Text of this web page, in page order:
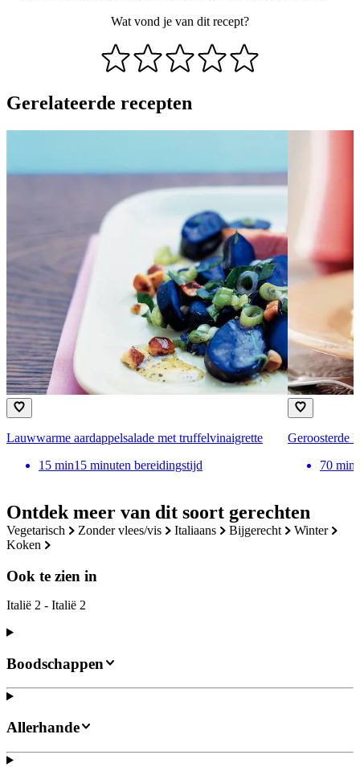
Ontdek meer van dit soort gerechten
vegetarisch zonder vlees/vis italiaans bijgerecht
winter
koken
Ook te zien in
Italië 2 - Italië 2
Wat vond je van dit recept?
Gerelateerde recepten
Lauwwarme aardappelsalade met truffelvinaigrette
15 min15 minuten bereidingstijd
Geroosterde
70 min
Boodschappen
Allerhande